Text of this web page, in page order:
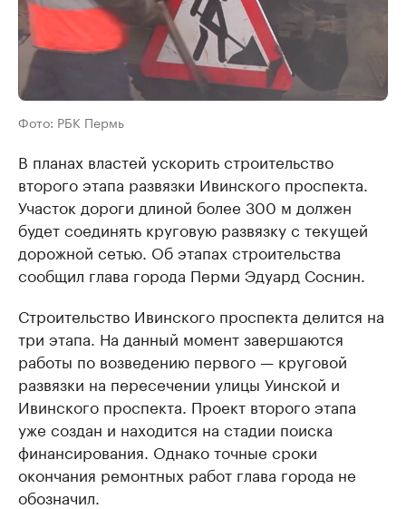
Фото: РБК Пермь
В планах властей ускорить строительство
второго этапа развязки Ивинского проспекта.
Участок дороги длиной более 300 м должен
будет соединять круговую развязку с текущей
дорожной сетью. Об этапах строительства
сообщил глава города Перми Эдуард Соснин.
Строительство Ивинского проспекта делится на
три этапа. На данный момент завершаются
работы по возведению первого — круговой
развязки на пересечении улицы Уинской и
Ивинского проспекта. Проект второго этапа
уже создан и находится на стадии поиска
финансирования. Однако точные сроки
окончания ремонтных работ глава города не
обозначил.